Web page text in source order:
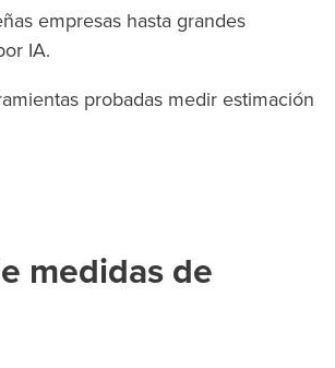
empresas hasta grandes
IA.
probadas medir estimación
medidas de